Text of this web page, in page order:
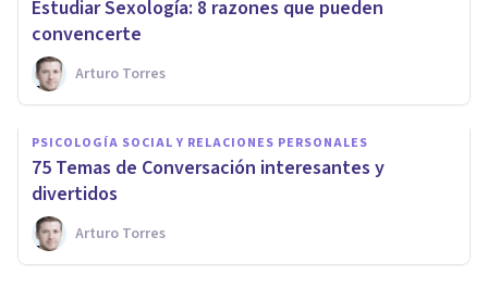
​Estudiar Sexología: 8 razones que pueden
convencerte
Arturo Torres
PSICOLOGÍA SOCIAL Y RELACIONES PERSONALES
75 Temas de Conversación interesantes y
divertidos
Arturo Torres